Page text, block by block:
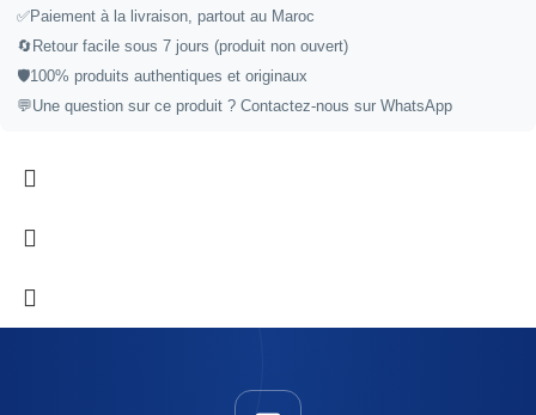
✅Paiement à la livraison, partout au Maroc
🔄Retour facile sous 7 jours (produit non ouvert)
🛡️100% produits authentiques et originaux
💬Une question sur ce produit ? Contactez-nous sur WhatsApp